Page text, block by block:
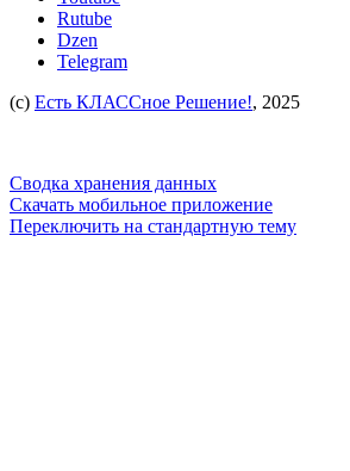
Rutube
Dzen
Telegram
(c) Есть КЛАССное Решение!, 2025
Сводка хранения данных
Скачать мобильное приложение
Переключить на стандартную тему